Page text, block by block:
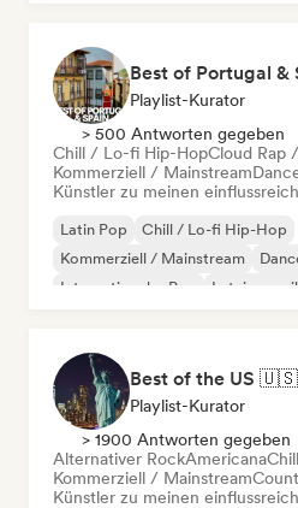
Best of Portugal &
Playlist-Kurator
> 500 Antworten gegeben
Chill / Lo-fi Hip-HopCloud Rap
Kommerziell / Mainstream
Künstler zu meinen
Latin Pop
Chill / Lo-fi Hip-Hop
Kommerziell / Mainstream
Internationaler Pop
Best of the US 🇺🇸
Playlist-Kurator
> 1900 Antworten gegeben
Alternativer RockAmericana
Kommerziell / Mainstream
Künstler zu meinen